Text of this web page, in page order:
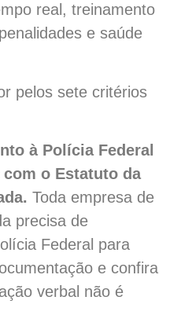
real, treinamento
e saúde
pelos sete critérios
à Polícia Federal
o Estatuto da
Toda empresa de
precisa de
Federal para
e confira
verbal não é